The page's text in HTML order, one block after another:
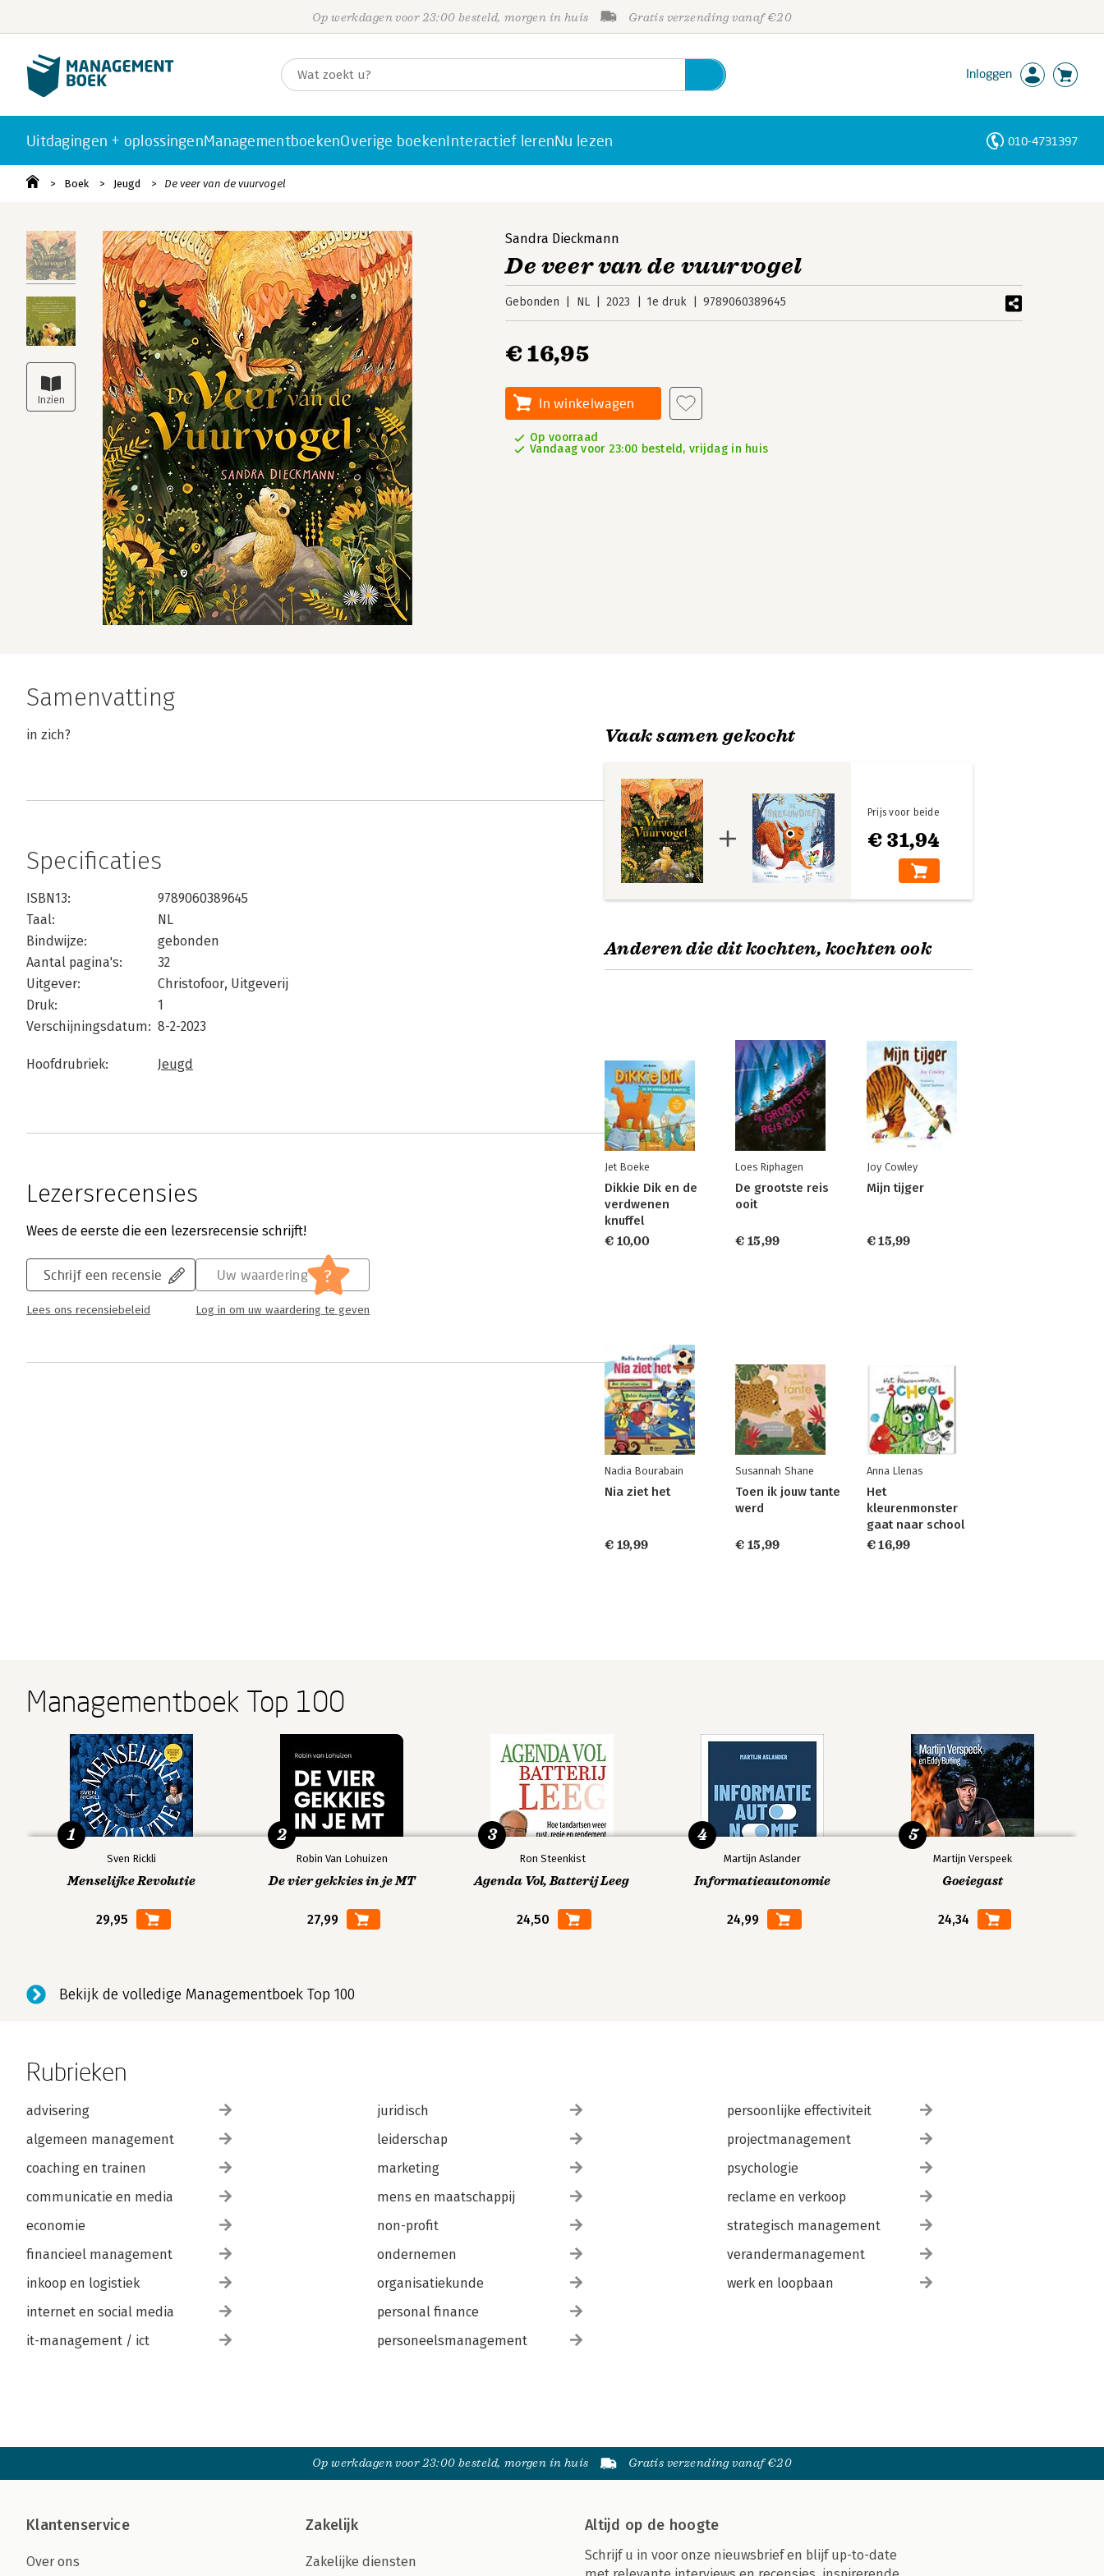
Op werkdagen voor 23:00 besteld, morgen in huis Gratis verzending vanaf €20
Inloggen
Uitdagingen + oplossingenManagementboekenOverige boekenInteractief lerenNu lezen 010-4731397
Boek Jeugd De veer van de vuurvogel
Sandra Dieckmann
De veer van de vuurvogel
Gebonden NL 2023 1e druk 9789060389645
€ 16,95
In winkelwagen
Op voorraad
Vandaag voor 23:00 besteld, vrijdag in huis
Samenvatting
in zich?
Specificaties
ISBN13:
9789060389645
Taal:
NL
Bindwijze:
gebonden
Aantal pagina's:
32
Uitgever:
Christofoor, Uitgeverij
Druk:
1
Verschijningsdatum: 8-2-2023
Hoofdrubriek: Jeugd
Lezersrecensies
Wees de eerste die een lezersrecensie schrijft!
Schrijf een recensie
Lees ons recensiebeleid
Uw waardering ?
Log in om uw waardering te geven
Vaak samen gekocht
€ 31,94
Prijs voor beide
Anderen die dit kochten, kochten ook
Jet Boeke
Dikkie Dik en de
verdwenen
knuffel
€ 10,00
Loes Riphagen
De grootste reis
ooit
€ 15,99
Joy Cowley
Mijn tijger
€ 15,99
Nadia Bourabain
Nia ziet het
€ 19,99
Susannah Shane
Toen ik jouw tante
werd
€ 15,99
Anna Llenas
Het
kleurenmonster
gaat naar school
€ 16,99
Managementboek Top 100
Sven Rickli
Menselijke Revolutie
29,95
1
Robin Van Lohuizen
De vier gekkies in je MT
27,99
2
Ron Steenkist
Agenda Vol, Batterij Leeg
24,50
3
Martijn Aslander
Informatieautonomie
24,99
4
Martijn Verspeek
Goeiegast
24,34
5
Bekijk de volledige Managementboek Top 100
Rubrieken
advisering
algemeen management
coaching en trainen
communicatie en media
economie
financieel management
inkoop en logistiek
internet en social media
it-management / ict
juridisch
leiderschap
marketing
mens en maatschappij
non-profit
ondernemen
organisatiekunde
personal finance
personeelsmanagement
persoonlijke effectiviteit
projectmanagement
psychologie
reclame en verkoop
strategisch management
verandermanagement
werk en loopbaan
Op werkdagen voor 23:00 besteld, morgen in huis Gratis verzending vanaf €20
Klantenservice
Over ons
Zakelijk
Zakelijke diensten
Altijd op de hoogte
Schrijf u in voor onze nieuwsbrief en blijf up-to-date
Personen